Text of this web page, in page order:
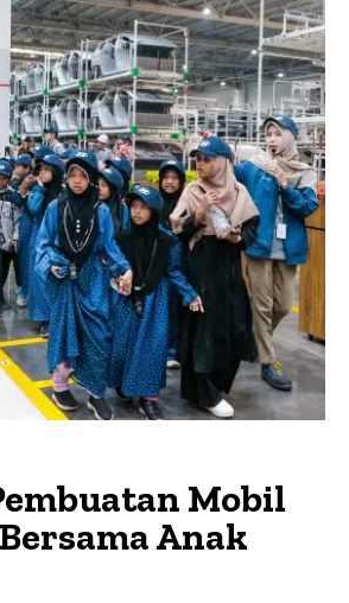
Mobil
Anak